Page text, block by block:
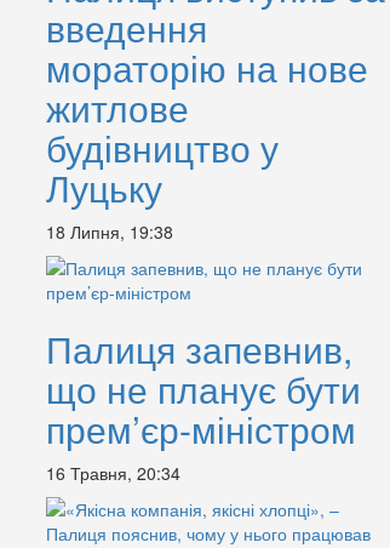
введення
мораторію на нове
житлове
будівництво у
Луцьку
18 Липня, 19:38
Палиця запевнив,
що не планує бути
прем’єр-міністром
16 Травня, 20:34